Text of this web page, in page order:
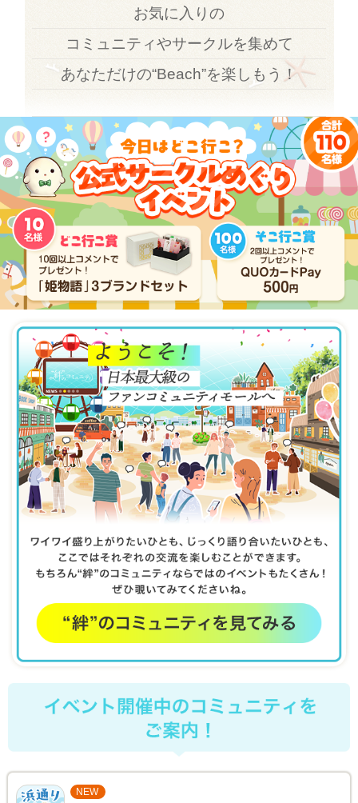
お気に入りの
コミュニティやサークルを集めて
あなただけの“Beach”を楽しもう！
NEW